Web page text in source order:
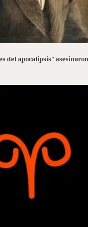
del apocalipsis"